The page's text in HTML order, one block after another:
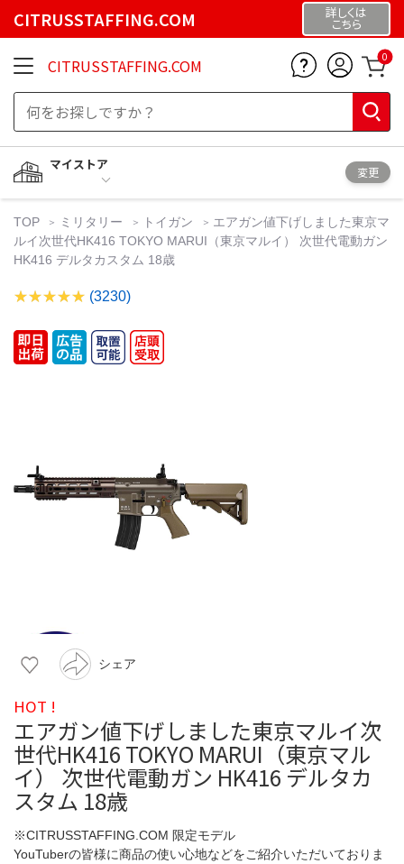
CITRUSSTAFFING.COM 詳しくは
こちら
CITRUSSTAFFING.COM 0
マイストア
変更
TOP ミリタリー トイガン
エアガン値下げしました東京マ
ルイ次世代HK416 TOKYO MARUI（東京マルイ） 次世代電動ガン
HK416 デルタカスタム 18歳
(3230)
シェア
HOT !
エアガン値下げしました東京マルイ次
世代HK416 TOKYO MARUI（東京マル
イ） 次世代電動ガン HK416 デルタカ
スタム 18歳
※CITRUSSTAFFING.COM 限定モデル
YouTuberの皆様に商品の使い心地などをご紹介いただいておりま